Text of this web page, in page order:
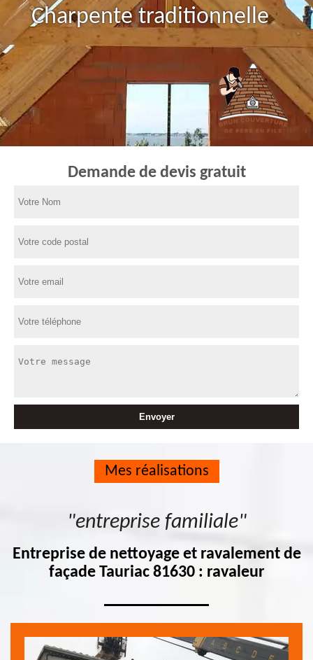
Charpente traditionnelle
Demande de devis gratuit
Mes réalisations
"entreprise familiale"
Entreprise de nettoyage et ravalement de
façade Tauriac 81630 : ravaleur